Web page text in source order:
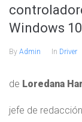
Windows 10
By Admin In Driver
de Loredana
jefe de redacción